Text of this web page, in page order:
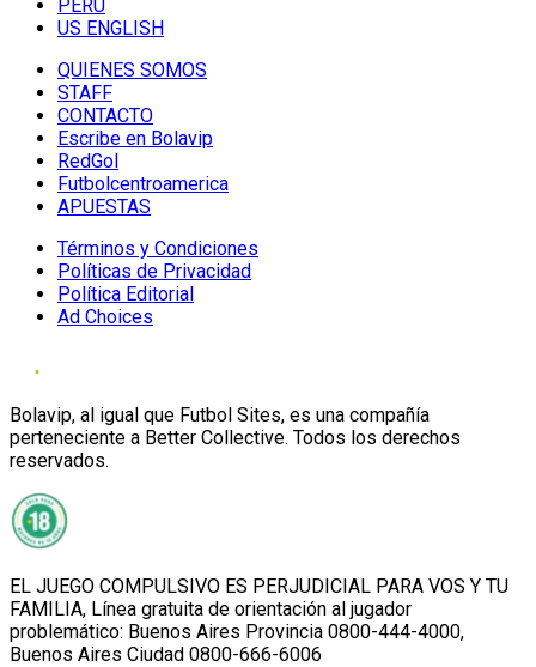
PERU
US ENGLISH
QUIENES SOMOS
STAFF
CONTACTO
Escribe en Bolavip
RedGol
Futbolcentroamerica
APUESTAS
Términos y Condiciones
Políticas de Privacidad
Política Editorial
Ad Choices
Bolavip, al igual que Futbol Sites, es una compañía
perteneciente a Better Collective. Todos los derechos
reservados.
EL JUEGO COMPULSIVO ES PERJUDICIAL PARA VOS Y TU
FAMILIA, Línea gratuita de orientación al jugador
problemático: Buenos Aires Provincia 0800-444-4000,
Buenos Aires Ciudad 0800-666-6006